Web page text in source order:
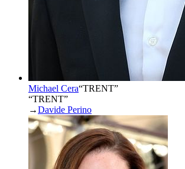
Michael Cera“TRENT”
“TRENT”
→Davide Perino